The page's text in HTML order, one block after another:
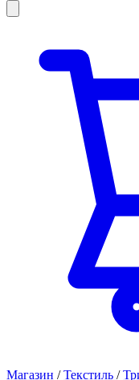
Магазин / Текстиль /